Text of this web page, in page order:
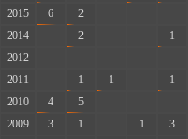
2015
6 2
2014
2 1
2012
2011
1 1 1
2010
4 5
2009
3 1 1 3